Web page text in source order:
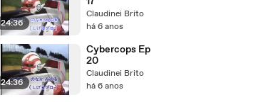
24:36
Claudinei Brito
há 6 anos
24:36
Cybercops Ep
20
Claudinei Brito
há 6 anos